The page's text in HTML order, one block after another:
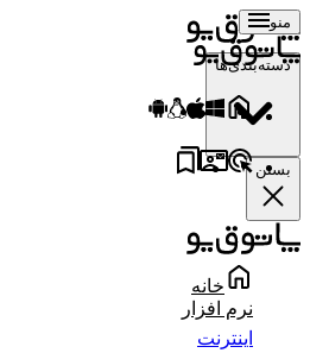
منو
دسته‌بندی‌ها
بستن
خانه
نرم افزار
اینترنت